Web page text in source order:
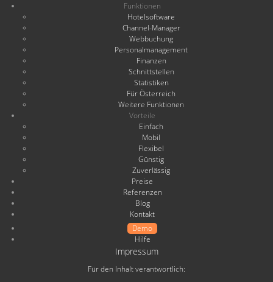
Funktionen
Hotelsoftware
Channel-Manager
Webbuchung
Personalmanagement
Finanzen
Schnittstellen
Statistiken
Für Österreich
Weitere Funktionen
Vorteile
Einfach
Mobil
Flexibel
Günstig
Zuverlässig
Preise
Referenzen
Blog
Kontakt
Demo
Hilfe
Impressum
Für den Inhalt verantwortlich: